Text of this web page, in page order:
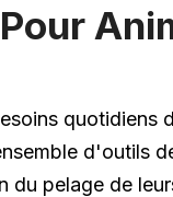
d'outils
pelage de